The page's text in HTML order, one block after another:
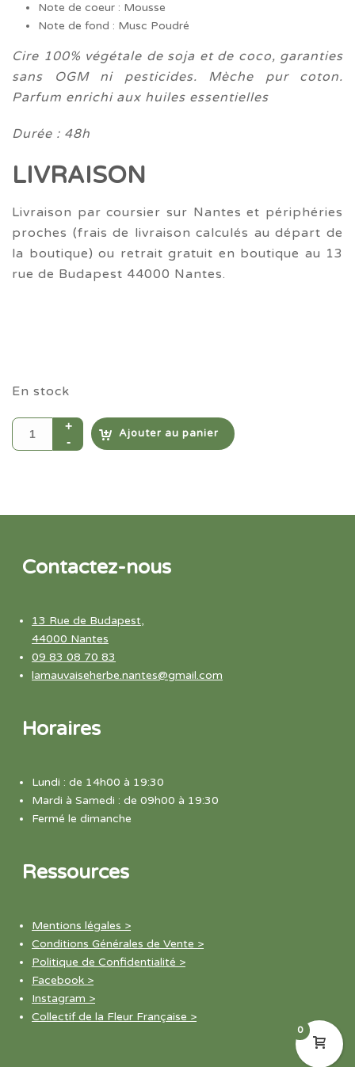
Note de coeur : Mousse
Note de fond : Musc Poudré
Cire 100% végétale de soja et de coco, garanties
sans OGM ni pesticides. Mèche pur coton.
Parfum enrichi aux huiles essentielles
Durée : 48h
LIVRAISON
Livraison par coursier sur Nantes et périphéries
proches (frais de livraison calculés au départ de
la boutique) ou retrait gratuit en boutique au 13
rue de Budapest 44000 Nantes.
En stock
Ajouter au panier
Contactez-nous
13 Rue de Budapest,
44000 Nantes
09 83 08 70 83
lamauvaiseherbe.nantes@gmail.com
Horaires
Lundi : de 14h00 à 19:30
Mardi à Samedi : de 09h00 à 19:30
Fermé le dimanche
Ressources
Mentions légales >
Conditions Générales de Vente >
Politique de Confidentialité >
Facebook >
Instagram >
Collectif de la Fleur Française >
0